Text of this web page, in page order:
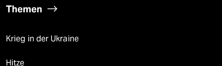
Themen
Krieg in der Ukraine
Hitze